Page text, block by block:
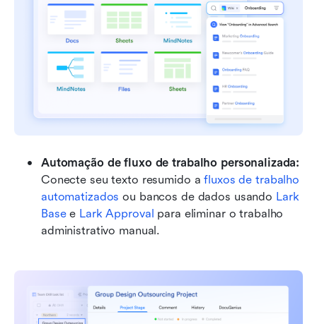
Conecte seu texto resumido a fluxos de trabalho
automatizados ou bancos de dados usando Lark
Base e Lark Approval para eliminar o trabalho
administrativo manual.